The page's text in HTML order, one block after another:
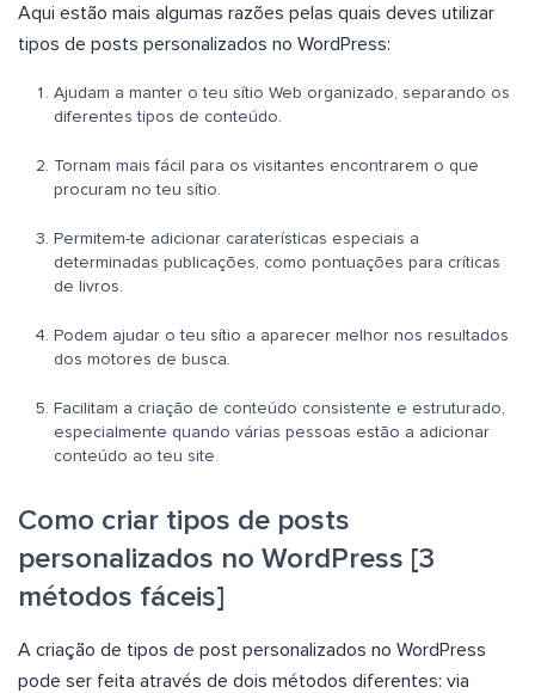
Aqui estão mais algumas razões pelas quais deves utilizar
tipos de posts personalizados no WordPress:
Ajudam a manter o teu sítio Web organizado, separando os
diferentes tipos de conteúdo.
Tornam mais fácil para os visitantes encontrarem o que
procuram no teu sítio.
Permitem-te adicionar caraterísticas especiais a
determinadas publicações, como pontuações para críticas
de livros.
Podem ajudar o teu sítio a aparecer melhor nos resultados
dos motores de busca.
Facilitam a criação de conteúdo consistente e estruturado,
especialmente quando várias pessoas estão a adicionar
conteúdo ao teu site.
Como criar tipos de posts
personalizados no WordPress [3
métodos fáceis]
A criação de tipos de post personalizados no WordPress
pode ser feita através de dois métodos diferentes: via